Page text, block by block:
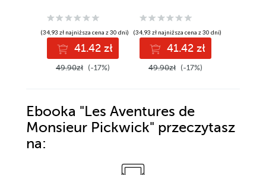
(34,93 zł najniższa cena z 30 dni)
41.42 zł
49.90zł (-17%)
(34,93 zł najniższa cena z 30 dni)
41.42 zł
49.90zł (-17%)
Ebooka "Les Aventures de
Monsieur Pickwick" przeczytasz
na: